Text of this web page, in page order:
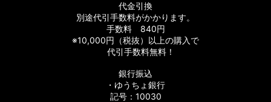
代金引換
別途代引手数料がかかります。
手数料 840円
※10,000円（税抜）以上の購入で
代引手数料無料！
銀行振込
・ゆうちょ銀行
記号：10030